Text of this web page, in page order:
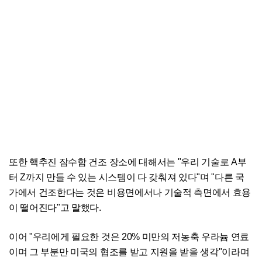
또한 핵추진 잠수함 건조 장소에 대해서는 "우리 기술로 A부
터 Z까지 만들 수 있는 시스템이 다 갖춰져 있다"며 "다른 국
가에서 건조한다는 것은 비용면에서나 기술적 측면에서 효용
이 떨어진다"고 말했다.
이어 "우리에게 필요한 것은 20% 미만의 저농축 우라늄 연료
이며 그 부분만 미국의 협조를 받고 지원을 받을 생각"이라며